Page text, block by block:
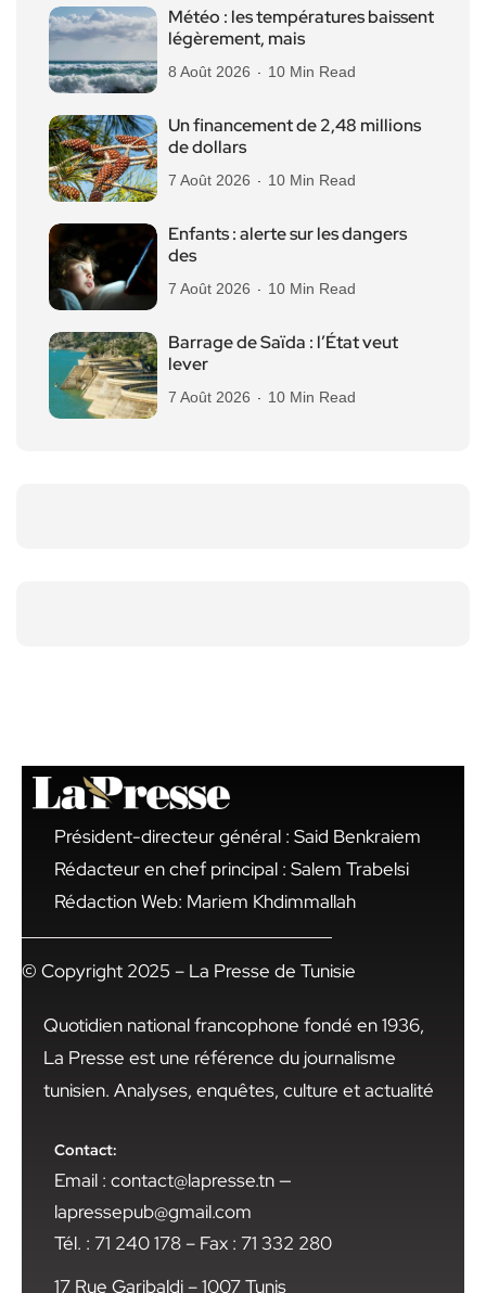
Météo : les températures baissent
légèrement, mais
8 Août 2026 10 Min Read
Un financement de 2,48 millions
de dollars
7 Août 2026 10 Min Read
Enfants : alerte sur les dangers
des
7 Août 2026 10 Min Read
Barrage de Saïda : l’État veut
lever
7 Août 2026 10 Min Read
Président-directeur général : Said Benkraiem
Rédacteur en chef principal : Salem Trabelsi
Rédaction Web: Mariem Khdimmallah
© Copyright 2025 – La Presse de Tunisie
Quotidien national francophone fondé en 1936,
La Presse est une référence du journalisme
tunisien. Analyses, enquêtes, culture et actualité
Contact:
Email : contact@lapresse.tn —
lapressepub@gmail.com
Tél. : 71 240 178 – Fax : 71 332 280
17 Rue Garibaldi – 1007 Tunis